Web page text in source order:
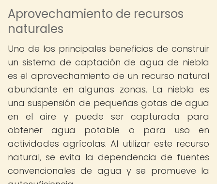
Aprovechamiento de recursos
naturales
Uno de los principales beneficios de construir
un sistema de captación de agua de niebla
es el aprovechamiento de un recurso natural
abundante en algunas zonas. La niebla es
una suspensión de pequeñas gotas de agua
en el aire y puede ser capturada para
obtener agua potable o para uso en
actividades agrícolas. Al utilizar este recurso
natural, se evita la dependencia de fuentes
convencionales de agua y se promueve la